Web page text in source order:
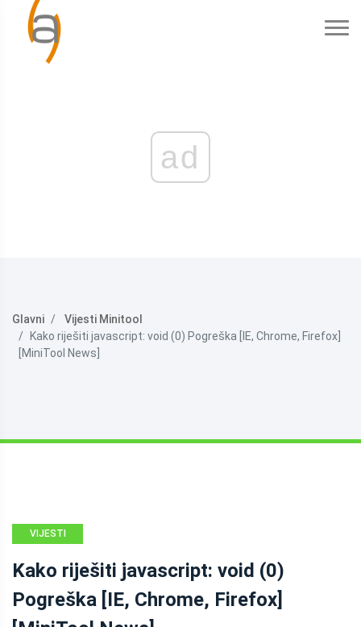
ad
Glavni
Vijesti Minitool
Kako riješiti javascript: void (0) Pogreška [IE, Chrome, Firefox]
[MiniTool News]
VIJESTI
Kako riješiti javascript: void (0)
Pogreška [IE, Chrome, Firefox]